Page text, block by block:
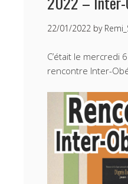
22/01/2022 by
C’était le mercredi
rencontre Inter-